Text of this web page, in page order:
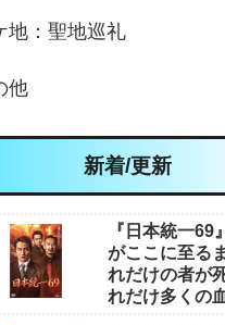
地：聖地巡礼
他
新着/更新
『日本統一69
がここに至る
れだけの者が
れだけ多くの